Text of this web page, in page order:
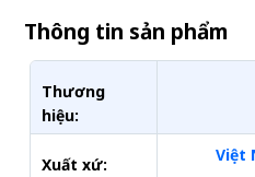
Thông tin sản phẩm
Thương
hiệu:
Xuất xứ: Việt